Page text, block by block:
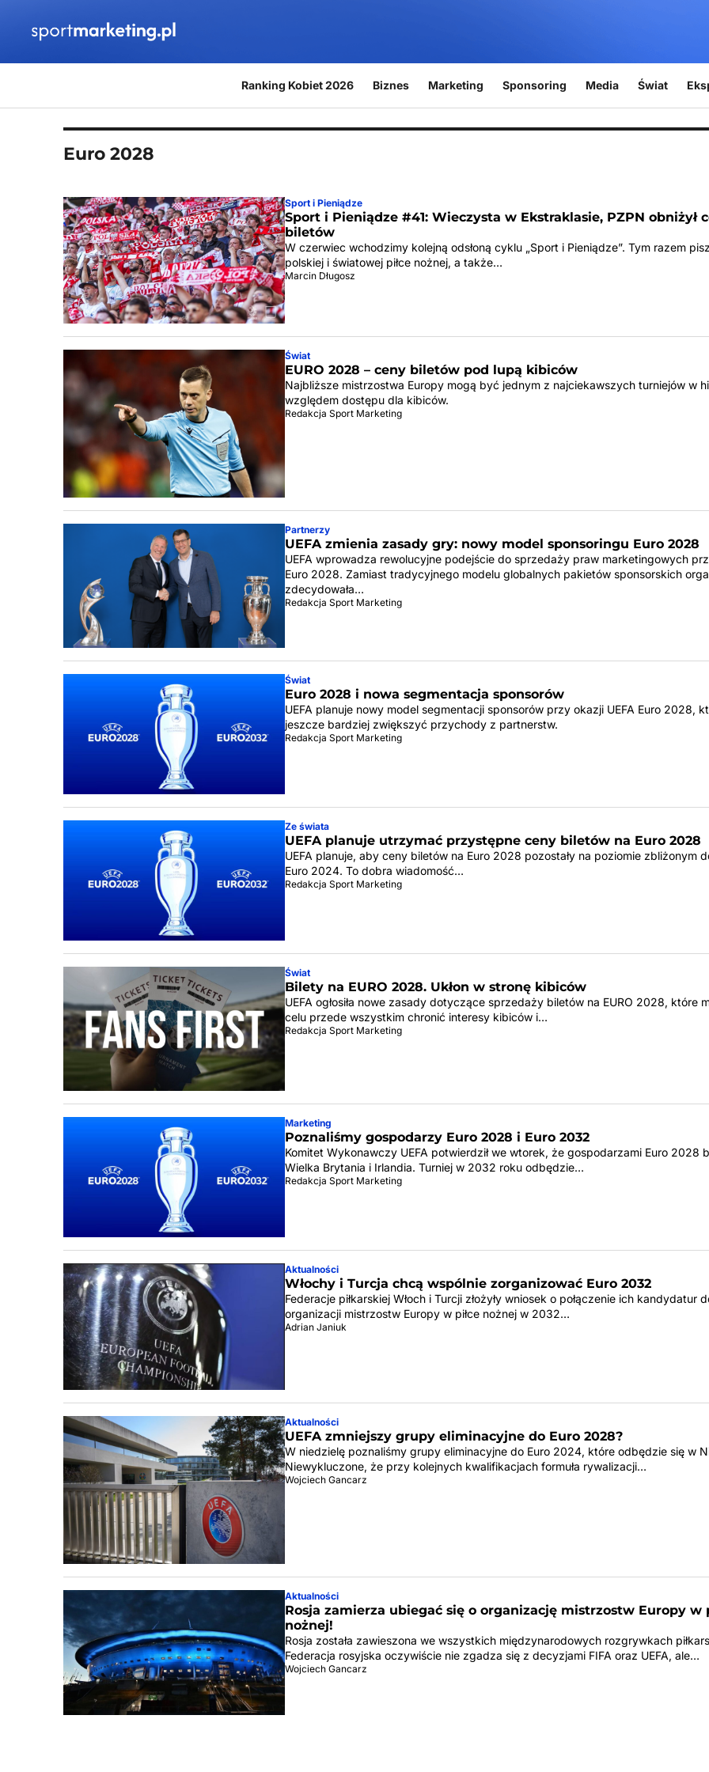
Ranking Kobiet 2026 Biznes Marketing Sponsoring Media Świat
Euro 2028
Sport i Pieniądze
Sport i Pieniądze #41: Wieczysta w Ekstraklasie, PZPN obniżył
biletów
W czerwiec wchodzimy kolejną odsłoną cyklu „Sport i Pieniądze”. Tym razem
polskiej i światowej piłce nożnej, a także…
Marcin Długosz
Świat
EURO 2028 – ceny biletów pod lupą kibiców
Najbliższe mistrzostwa Europy mogą być jednym z najciekawszych turniejów w
względem dostępu dla kibiców.
Redakcja Sport Marketing
Partnerzy
UEFA zmienia zasady gry: nowy model sponsoringu Euro 2028
UEFA wprowadza rewolucyjne podejście do sprzedaży praw marketingowych
Euro 2028. Zamiast tradycyjnego modelu globalnych pakietów sponsorskich
zdecydowała…
Redakcja Sport Marketing
Świat
Euro 2028 i nowa segmentacja sponsorów
UEFA planuje nowy model segmentacji sponsorów przy okazji UEFA Euro 2028,
jeszcze bardziej zwiększyć przychody z partnerstw.
Redakcja Sport Marketing
Ze świata
UEFA planuje utrzymać przystępne ceny biletów na Euro 2028
UEFA planuje, aby ceny biletów na Euro 2028 pozostały na poziomie zbliżonym
Euro 2024. To dobra wiadomość…
Redakcja Sport Marketing
Świat
Bilety na EURO 2028. Ukłon w stronę kibiców
UEFA ogłosiła nowe zasady dotyczące sprzedaży biletów na EURO 2028, które
celu przede wszystkim chronić interesy kibiców i…
Redakcja Sport Marketing
Marketing
Poznaliśmy gospodarzy Euro 2028 i Euro 2032
Komitet Wykonawczy UEFA potwierdził we wtorek, że gospodarzami Euro 2028
Wielka Brytania i Irlandia. Turniej w 2032 roku odbędzie…
Redakcja Sport Marketing
Aktualności
Włochy i Turcja chcą wspólnie zorganizować Euro 2032
Federacje piłkarskiej Włoch i Turcji złożyły wniosek o połączenie ich kandydatur
organizacji mistrzostw Europy w piłce nożnej w 2032…
Adrian Janiuk
Aktualności
UEFA zmniejszy grupy eliminacyjne do Euro 2028?
W niedzielę poznaliśmy grupy eliminacyjne do Euro 2024, które odbędzie się w
Niewykluczone, że przy kolejnych kwalifikacjach formuła rywalizacji…
Wojciech Gancarz
Aktualności
Rosja zamierza ubiegać się o organizację mistrzostw Europy w
nożnej!
Rosja została zawieszona we wszystkich międzynarodowych rozgrywkach
Federacja rosyjska oczywiście nie zgadza się z decyzjami FIFA oraz UEFA, ale…
Wojciech Gancarz